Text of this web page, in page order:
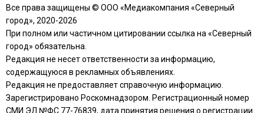
Все права защищены © ООО «Медиакомпания «Северный
город», 2020-2026
При полном или частичном цитировании ссылка на «Северный
город» обязательна.
Редакция не несет ответственности за информацию,
содержащуюся в рекламных объявлениях.
Редакция не предоставляет справочную информацию.
Зарегистрировано Роскомнадзором. Регистрационный номер
СМИ ЭЛ №ФС 77-76839, дата принятия решения о регистрации